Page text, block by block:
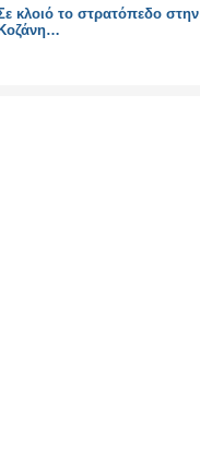
κλοιό το στρατόπεδο στην
Κοζάνη…